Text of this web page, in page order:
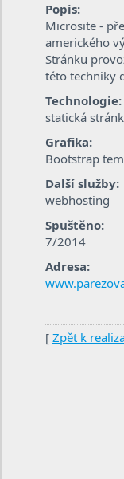
Popis:
Microsite -
amerického
Stránku
této techniky
Technologie:
statická
Grafika:
Bootstrap
Další služby:
webhosting
Spuštěno:
7/2014
Adresa:
[ Zpět k